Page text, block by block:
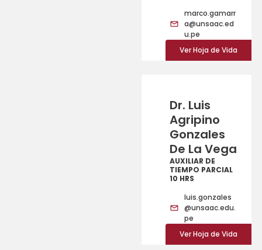
marco.gamarr
a@unsaac.ed
u.pe
Ver Hoja de Vida
Dr. Luis
Agripino
Gonzales
De La Vega
AUXILIAR DE
TIEMPO PARCIAL
10 HRS
luis.gonzales
@unsaac.edu.
pe
Ver Hoja de Vida